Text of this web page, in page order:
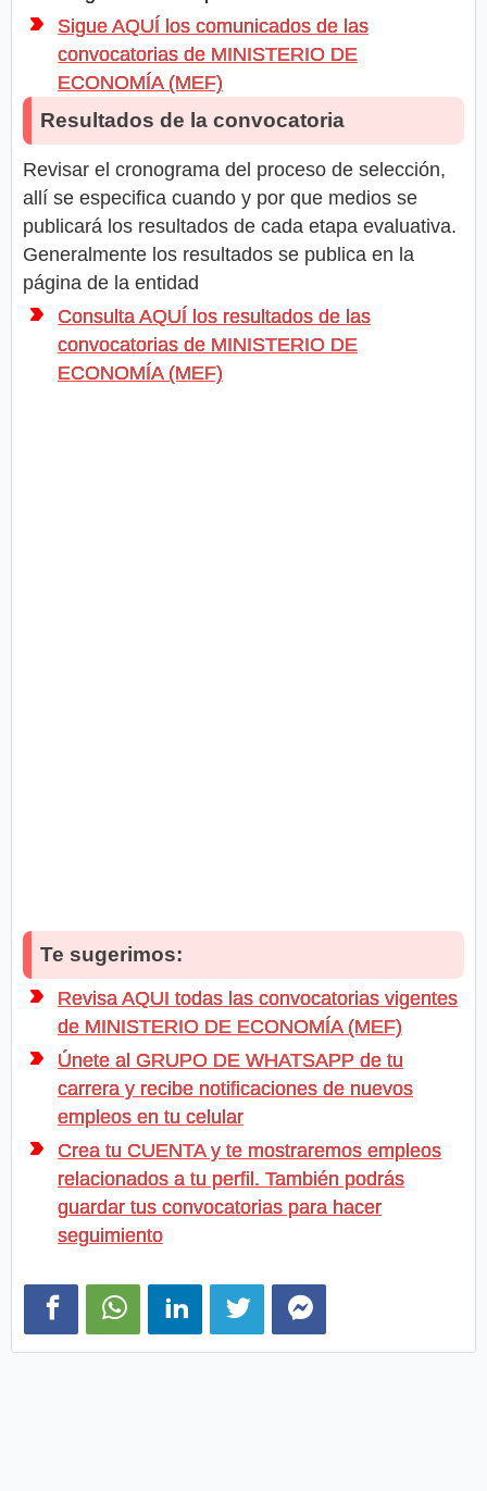
Sigue AQUÍ los comunicados de las
convocatorias de MINISTERIO DE
ECONOMÍA (MEF)
Resultados de la convocatoria
Revisar el cronograma del proceso de selección,
allí se especifica cuando y por que medios se
publicará los resultados de cada etapa evaluativa.
Generalmente los resultados se publica en la
página de la entidad
Consulta AQUÍ los resultados de las
convocatorias de MINISTERIO DE
ECONOMÍA (MEF)
Te sugerimos:
Revisa AQUI todas las convocatorias vigentes
de MINISTERIO DE ECONOMÍA (MEF)
Únete al GRUPO DE WHATSAPP de tu
carrera y recibe notificaciones de nuevos
empleos en tu celular
Crea tu CUENTA y te mostraremos empleos
relacionados a tu perfil. También podrás
guardar tus convocatorias para hacer
seguimiento